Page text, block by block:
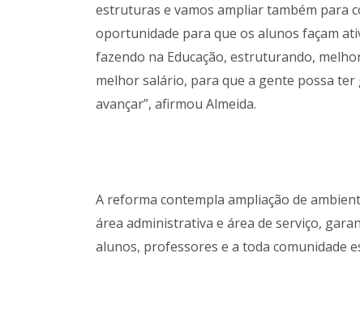
estruturas e vamos ampliar também para
oportunidade para que os alunos façam
fazendo na Educação, estruturando,
melhor salário, para que a gente possa ter
avançar”, afirmou Almeida.
A reforma contempla ampliação de
área administrativa e área de serviço,
alunos, professores e a toda comunidade